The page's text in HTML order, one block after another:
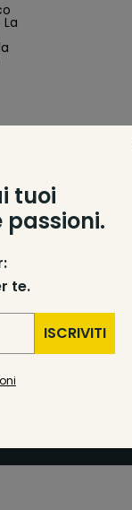
tuoi
passioni.
te.
ISCRIVITI